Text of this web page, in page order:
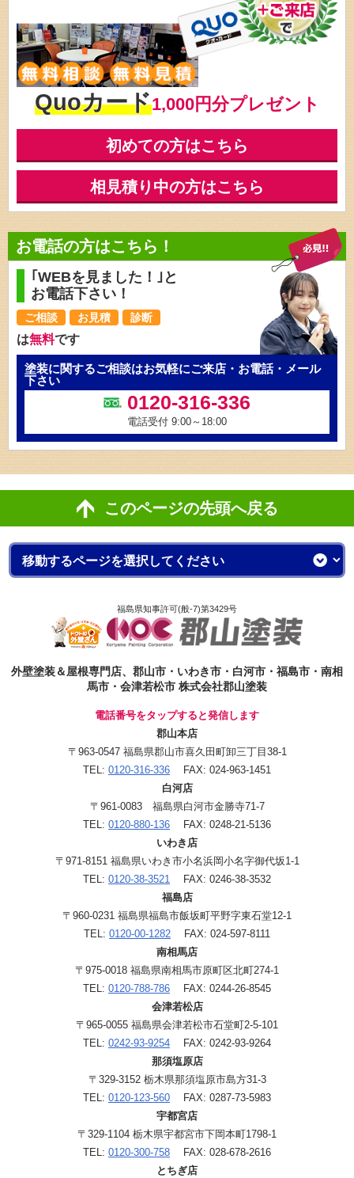
Quoカード1,000円分プレゼント
初めての方はこちら
相見積り中の方はこちら
お電話の方はこちら！
｢WEBを見ました！｣と
お電話下さい！
ご相談 お見積 診断
は無料です
塗装に関するご相談はお気軽にご来店・お電話・メール
下さい
0120-316-336
電話受付 9:00～18:00
このページの先頭へ戻る
福島県知事許可(般-7)第3429号
外壁塗装＆屋根専門店、郡山市・いわき市・白河市・福島市・南相
馬市・会津若松市 株式会社郡山塗装
電話番号をタップすると発信します
郡山本店
〒963-0547 福島県郡山市喜久田町卸三丁目38-1
TEL: 0120-316-336 FAX: 024-963-1451
白河店
〒961-0083 福島県白河市金勝寺71-7
TEL: 0120-880-136 FAX: 0248-21-5136
いわき店
〒971-8151 福島県いわき市小名浜岡小名字御代坂1-1
TEL: 0120-38-3521 FAX: 0246-38-3532
福島店
〒960-0231 福島県福島市飯坂町平野字東石堂12-1
TEL: 0120-00-1282 FAX: 024-597-8111
南相馬店
〒975-0018 福島県南相馬市原町区北町274-1
TEL: 0120-788-786 FAX: 0244-26-8545
会津若松店
〒965-0055 福島県会津若松市石堂町2-5-101
TEL: 0242-93-9254 FAX: 0242-93-9264
那須塩原店
〒329-3152 栃木県那須塩原市島方31-3
TEL: 0120-123-560 FAX: 0287-73-5983
宇都宮店
〒329-1104 栃木県宇都宮市下岡本町1798-1
TEL: 0120-300-758 FAX: 028-678-2616
とちぎ店